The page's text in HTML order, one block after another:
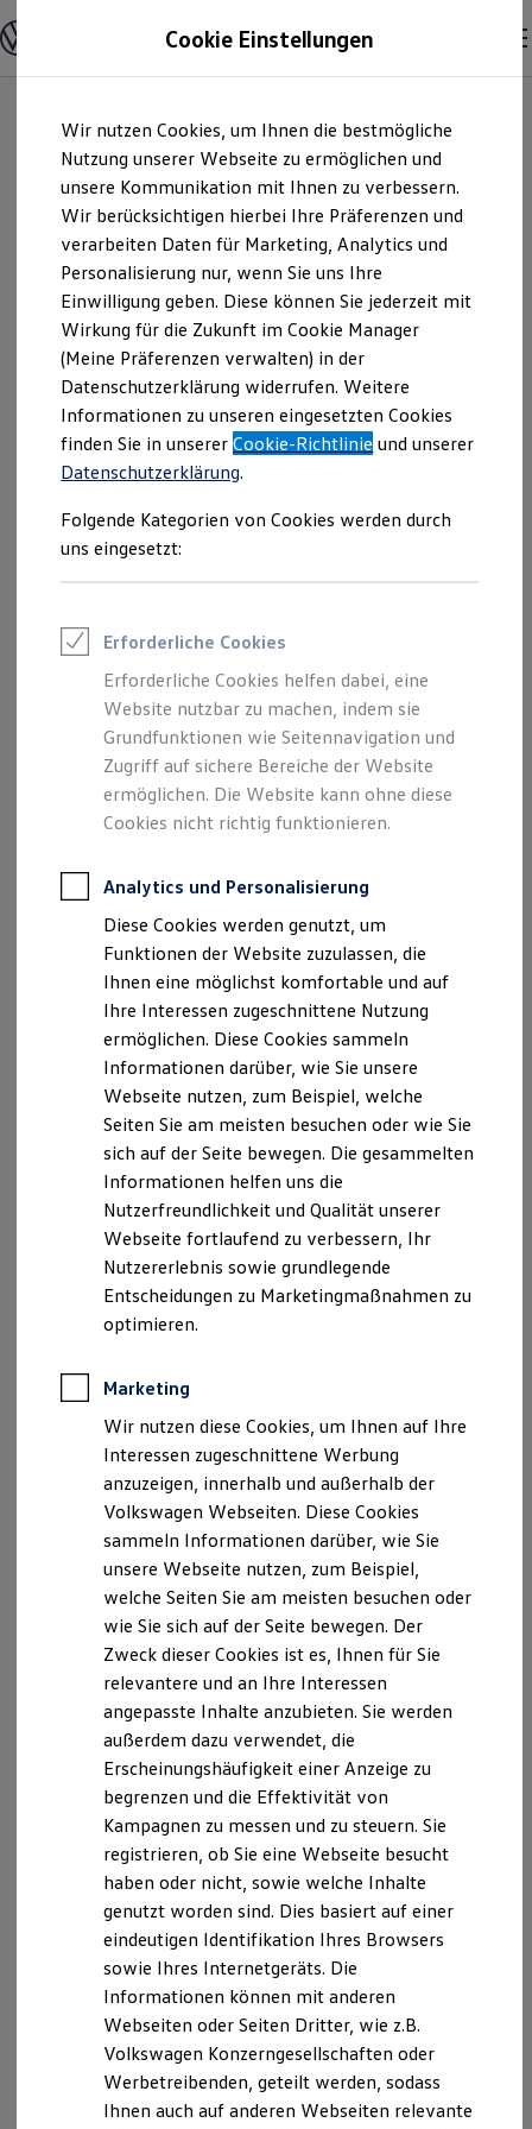
Hauptinhalt
springen
Footer
springen
Modelle & Konfigurator
Nutzfahrzeugkategorien entdecken
Modelle konfigurieren
Vorgängermodelle und Oldtimer
Vorgängermodelle
Oldtimer
Bulli Historie
Branchenlösungen & Gewerbekunden
Umbaulösungen und Hersteller finden
Auf- und Umbauten entdecken & konfigurieren
Groß- und Sonderkunden
Großkunden
Kommunen & Behörden
Journalisten
Sportvereine
Branchenlösungen
Bau & Handwerk
Gewerbliche Personenbeförderung
Service & mobile Werkstätten
Kurier, Logistik & Handel
Kühlfahrzeuge
Feuerwehr
ONE Business ID Vorteile
Fahrzeuge online kaufen
Digitaler Marktplatz
Kauf & Finanzierung
Online-Fahrzeugbewertung
Aktionen & Angebote
E-Auto-Förderung
Für Privatkunden
Für Gewerbekunden
Profi Paket
ProfiPartner für Gebrauchtwagen
Finanzierung
Für Privatkunden
Für Gewerbekunden
Leasing
Für Privatkunden
Für Gewerbekunden
Versicherungen & Garantien
Garantien
Kfz-Versicherung für Nutzfahrzeuge
Restschuldversicherung
Wartungsverträge
Besitzer & Service
Reparatur & Service
Sommer-Special
Reparatur, Pflege & Inspektion
Servicetermin anfragen
Service-Vorteile bei Volkswagen Nutzfahrzeuge
ServicePlus
Economy Service
Räder & Reifen Service
Notdienst und Pannenhilfe
Software, Konnektivität & Apps
California App
VW Connect für Ihren ID. Buzz
VW Connect für Ihren Transporter/Caravelle
VW Connect für Ihren Amarok
VW Connect für andere Modelle
Connect Pro
Fleet Interface Data
Multistop Pathfinder
Übersicht Software Updates
Digitales Bordbuch
Fahrerassistenz- und Sicherheitssysteme
Kontrollleuchten
Batterieverordnung
XTL-Dieselkraftstoff
Ersatzteile und Betriebsflüssigkeiten
Original Zubehör und Lifestyle Produkte
myVolkswagen
myVolkswagen Business
Elektrisch & Autonom
Elektro - & Hybridfahrzeuge
Unser Ansatz
Klimafreundlicher Strom
Reichweite & Ladelösungen
Reichweitensimulator
Ladezeitensimulator
Ladelösungen für Privatkunden
Ladelösungen für Gewerbekunden
Bidirektionales Laden
Förderung & Kosten der Elektrofahrzeuge
Fördermöglichkeiten für Privatkunden
Autohaus Fremder
GmbH | Impressum
& Rechtliches
Hier finden Sie Informationen über die
Autohaus Fremder GmbH als
verantwortliche Anbieterin von Inhalten
und Angeboten, die auf dieser Webseite
speziell aufgeführt sind.
Impressum
Datenschutzerklärung
Impressum
Voltastraße 7
63477 Maintal
Telefon: 06181 / 40 25 9-0
info@autohaus-fremder.de
Geschäftsführer: Marco Fremder
USt. ID-Nummer: DE 343421680
Handelsregister Hanau: HRB 98051
Sitz der Gesellschaft: Maintal
Hinweis gemäß § 36
Verbraucherstreitbeilegungsgesetz (VSBG)
Unsere Firma wird nicht an einem
Verbraucherschlichtungsstelle im Sinne des VSBG
teilnehmen und ist hierzu auch nicht verpflichtet. Als
Meisterbetrieb der Kfz-Innung bieten wir alternativ
die Teilnahme an einem Verfahren vor einer
branchenspezifischen Kfz-Schiedsstelle an. Die für uns
zuständige Kfz-Schiedsstelle erreichen Sie unter:
Schiedsstelle des Kraftfahrzeuggewerbes Rhein-Main
Heerstraße 149
60488 Frankfurt
Tel: 069/9765130
Fax: 069/764973
schiedsstelle@kfz-innung-ffm.de
Weitere Informationen zu den Kfz-Schiedsstellen,
insbesondere zu Verfahren und Voraussetzungen zum
Zugang können auch der Internetseite ww.kfz-
schiedsstelle.de entnommen werden.
Datenschutzerklärung
A. Verantwortlicher
Wir freuen uns, dass Sie unsere Webseite der
Autohaus Fremder GmbH, Voltastr. 7, 63477 Maintal,
Cookie Einstellungen
Wir nutzen Cookies, um Ihnen die bestmögliche
Nutzung unserer Webseite zu ermöglichen und
unsere Kommunikation mit Ihnen zu verbessern.
Wir berücksichtigen hierbei Ihre Präferenzen und
verarbeiten Daten für Marketing, Analytics und
Personalisierung nur, wenn Sie uns Ihre
Einwilligung geben. Diese können Sie jederzeit mit
Wirkung für die Zukunft im Cookie Manager
(Meine Präferenzen verwalten) in der
Datenschutzerklärung widerrufen. Weitere
Informationen zu unseren eingesetzten Cookies
finden Sie in unsererCookie-Richtlinie und unserer
Datenschutzerklärung.
Folgende Kategorien von Cookies werden durch
uns eingesetzt:
Erforderliche Cookies
Erforderliche Cookies helfen dabei, eine
Website nutzbar zu machen, indem sie
Grundfunktionen wie Seitennavigation und
Zugriff auf sichere Bereiche der Website
ermöglichen. Die Website kann ohne diese
Cookies nicht richtig funktionieren.
Analytics und Personalisierung
Diese Cookies werden genutzt, um
Funktionen der Website zuzulassen, die
Ihnen eine möglichst komfortable und auf
Ihre Interessen zugeschnittene Nutzung
ermöglichen. Diese Cookies sammeln
Informationen darüber, wie Sie unsere
Webseite nutzen, zum Beispiel, welche
Seiten Sie am meisten besuchen oder wie Sie
sich auf der Seite bewegen. Die gesammelten
Informationen helfen uns die
Nutzerfreundlichkeit und Qualität unserer
Webseite fortlaufend zu verbessern, Ihr
Nutzererlebnis sowie grundlegende
Entscheidungen zu Marketingmaßnahmen zu
optimieren.
Marketing
Wir nutzen diese Cookies, um Ihnen auf Ihre
Interessen zugeschnittene Werbung
anzuzeigen, innerhalb und außerhalb der
Volkswagen Webseiten. Diese Cookies
sammeln Informationen darüber, wie Sie
unsere Webseite nutzen, zum Beispiel,
welche Seiten Sie am meisten besuchen oder
wie Sie sich auf der Seite bewegen. Der
Zweck dieser Cookies ist es, Ihnen für Sie
relevantere und an Ihre Interessen
angepasste Inhalte anzubieten. Sie werden
außerdem dazu verwendet, die
Erscheinungshäufigkeit einer Anzeige zu
begrenzen und die Effektivität von
Kampagnen zu messen und zu steuern. Sie
registrieren, ob Sie eine Webseite besucht
haben oder nicht, sowie welche Inhalte
genutzt worden sind. Dies basiert auf einer
eindeutigen Identifikation Ihres Browsers
sowie Ihres Internetgeräts. Die
Informationen können mit anderen
Webseiten oder Seiten Dritter, wie z.B.
Volkswagen Konzerngesellschaften oder
Werbetreibenden, geteilt werden, sodass
Ihnen auch auf anderen Webseiten relevante